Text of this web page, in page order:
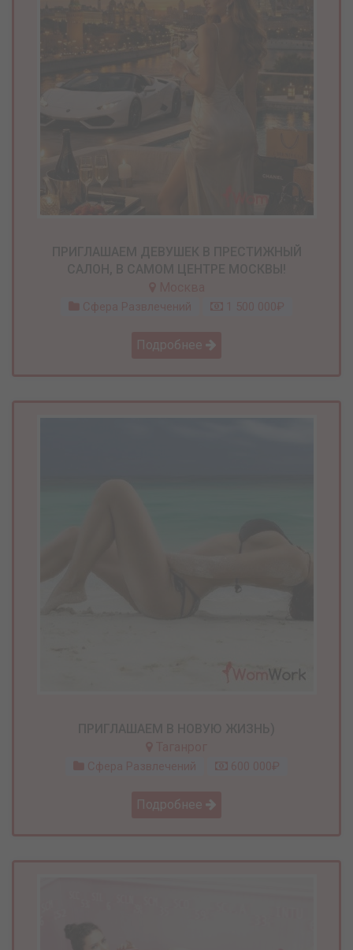
Сфера Развлечений 1 500 000₽
Подробнее
Сфера Развлечений 600 000₽
Подробнее